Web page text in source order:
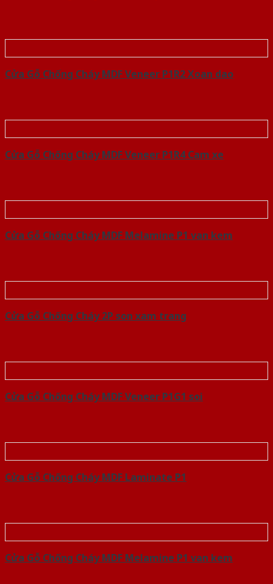
Cửa Gỗ Chống Cháy MDF Veneer P1R2 Xoan dao
Cửa Gỗ Chống Cháy MDF Veneer P1R4 Cam xe
Cửa Gỗ Chống Cháy MDF Melamine P1 van kem
Cửa Gỗ Chống Cháy 2P son xam trang
Cửa Gỗ Chống Cháy MDF Veneer P1G1 soi
Cửa Gỗ Chống Cháy MDF Laminate P1
Cửa Gỗ Chống Cháy MDF Melamine P1 van kem